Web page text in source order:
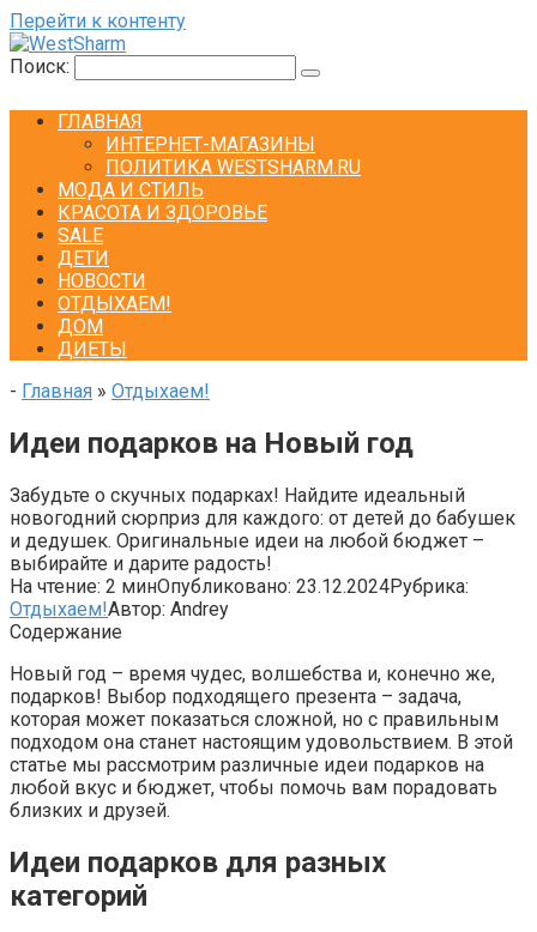
Перейти к контенту
Поиск:
ГЛАВНАЯ
ИНТЕРНЕТ-МАГАЗИНЫ
ПОЛИТИКА WESTSHARM.RU
МОДА И СТИЛЬ
КРАСОТА И ЗДОРОВЬЕ
SALE
ДЕТИ
НОВОСТИ
ОТДЫХАЕМ!
ДОМ
ДИЕТЫ
- Главная » Отдыхаем!
Идеи подарков на Новый год
Забудьте о скучных подарках! Найдите идеальный
новогодний сюрприз для каждого: от детей до бабушек
и дедушек. Оригинальные идеи на любой бюджет –
выбирайте и дарите радость!
На чтение: 2 минОпубликовано: 23.12.2024Рубрика:
Отдыхаем!Автор: Andrey
Содержание
Новый год – время чудес, волшебства и, конечно же,
подарков! Выбор подходящего презента – задача,
которая может показаться сложной, но с правильным
подходом она станет настоящим удовольствием. В этой
статье мы рассмотрим различные идеи подарков на
любой вкус и бюджет, чтобы помочь вам порадовать
близких и друзей.
Идеи подарков для разных
категорий